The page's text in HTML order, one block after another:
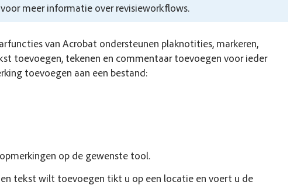
voor meer informatie over revisieworkflows.
van Acrobat ondersteunen plaknotities, markeren,
toevoegen, tekenen en commentaar toevoegen voor ieder
toevoegen aan een bestand:
op de gewenste tool.
tekst wilt toevoegen tikt u op een locatie en voert u de